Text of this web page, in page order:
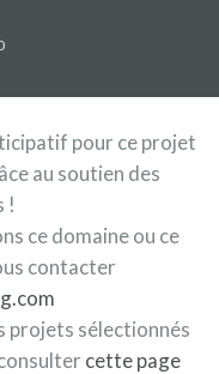
pour ce projet
au soutien des
!
ce domaine ou ce
contacter
projets sélectionnés
cette page